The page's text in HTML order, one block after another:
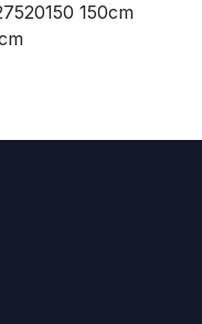
150cm